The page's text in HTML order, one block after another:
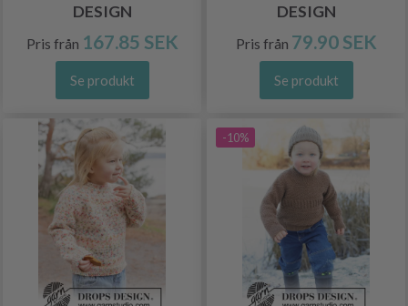
DESIGN
Pris från 167.85 SEK
Se produkt
DESIGN
Pris från 79.90 SEK
Se produkt
-10%